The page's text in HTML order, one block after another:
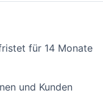
für 14 Monate
und Kunden